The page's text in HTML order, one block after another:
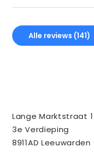
Alle reviews (141)
informatie
Lange Marktstraat 1
3e Verdieping
8911AD Leeuwarden